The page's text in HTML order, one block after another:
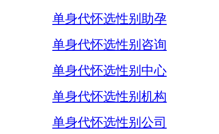
单身代怀选性别助孕
单身代怀选性别咨询
单身代怀选性别中心
单身代怀选性别机构
单身代怀选性别公司